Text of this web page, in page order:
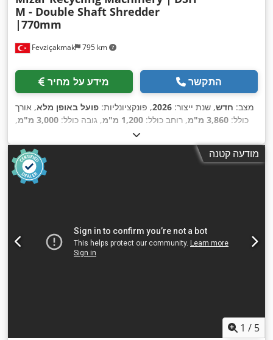
Fevziçakmak 795 km
M - Double Shaft Shredder
|770mm
מידע על מחיר התקשר
מצב: חדש, שנת ייצור: 2026, פונקציונליות: פועל באופן מלא, אורך
כולל: 3,860 מ"מ , רוחב כולל: 1,200 מ"מ , גובה כולל: 3,000 מ"מ
,
, משך האחריות:
מ"מ, כוח:60 קילוואט (81.58 כ"ס) , אורך הרוטור:770 מ"מ ,
מודעה קטנה
1 / 5